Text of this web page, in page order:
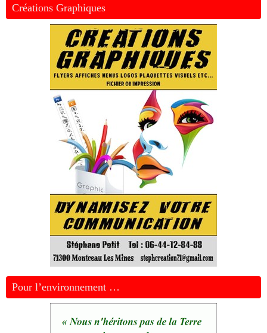
Créations Graphiques
Pour l’environnement …